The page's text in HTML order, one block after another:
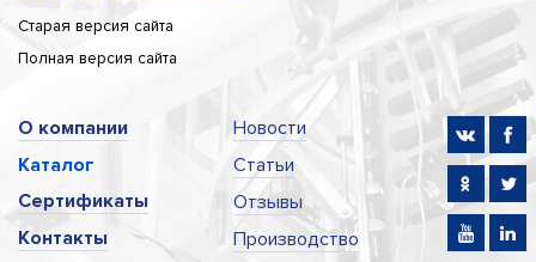
Старая версия сайта
Полная версия сайта
О компании
Каталог
Сертификаты
Контакты
Новости
Статьи
Отзывы
Производство